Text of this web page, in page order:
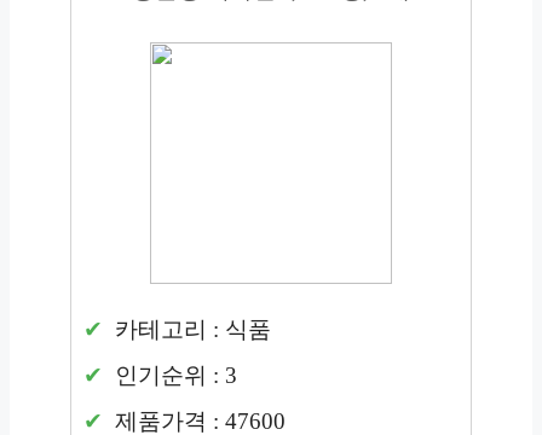
카테고리 : 식품
인기순위 : 3
제품가격 : 47600